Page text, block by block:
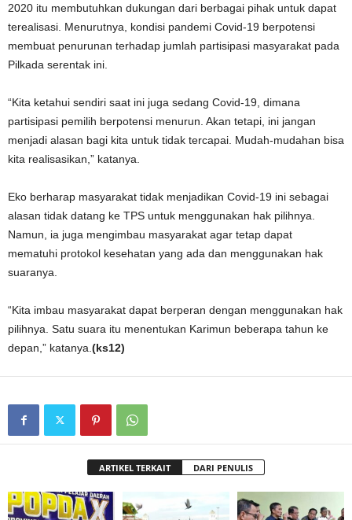
2020 itu membutuhkan dukungan dari berbagai pihak untuk dapat
terealisasi. Menurutnya, kondisi pandemi Covid-19 berpotensi
membuat penurunan terhadap jumlah partisipasi masyarakat pada
Pilkada serentak ini.
“Kita ketahui sendiri saat ini juga sedang Covid-19, dimana
partisipasi pemilih berpotensi menurun. Akan tetapi, ini jangan
menjadi alasan bagi kita untuk tidak tercapai. Mudah-mudahan bisa
kita realisasikan,” katanya.
Eko berharap masyarakat tidak menjadikan Covid-19 ini sebagai
alasan tidak datang ke TPS untuk menggunakan hak pilihnya.
Namun, ia juga mengimbau masyarakat agar tetap dapat
mematuhi protokol kesehatan yang ada dan menggunakan hak
suaranya.
“Kita imbau masyarakat dapat berperan dengan menggunakan hak
pilihnya. Satu suara itu menentukan Karimun beberapa tahun ke
depan,” katanya. (ks12)
ARTIKEL TERKAIT DARI PENULIS